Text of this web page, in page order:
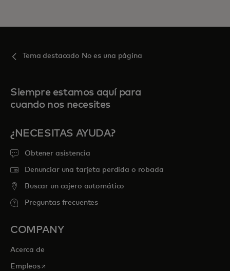
Tema destacado No es una página
Siempre estamos aquí para
cuando nos necesites
¿NECESITAS AYUDA?
Obtener asistencia
Denunciar una tarjeta perdida o robada
Buscar un cajero automático
Preguntas frecuentes
COMPANY
Acerca de
Empleosse abre en una pestaña nueva